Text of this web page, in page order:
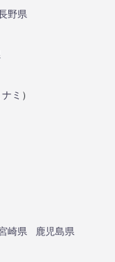
野県
ミ ）
崎県
鹿児島県